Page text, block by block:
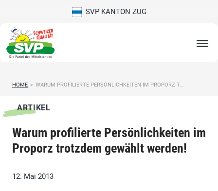
SVP KANTON ZUG
HOME > WARUM PROFILIERTE PERSÖNLICHKEITEN IM PROPORZ T...
ARTIKEL
Warum profilierte Persönlichkeiten im
Proporz trotzdem gewählt werden!
12. Mai 2013